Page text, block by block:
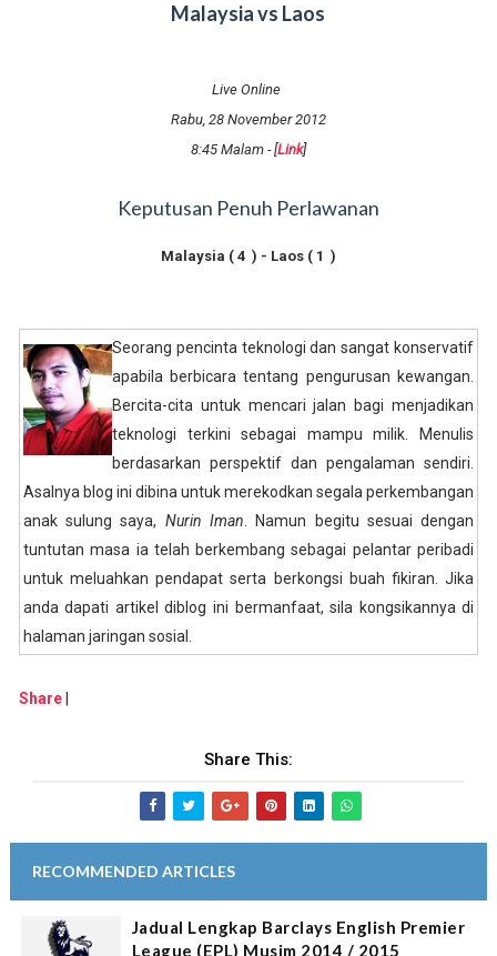
Malaysia vs Laos
Live Online
Rabu, 28 November 2012
8:45 Malam - [Link]
Keputusan Penuh Perlawanan
Malaysia ( 4 ) - Laos ( 1 )
Seorang pencinta teknologi dan sangat konservatif
apabila berbicara tentang pengurusan kewangan.
Bercita-cita untuk mencari jalan bagi menjadikan
teknologi terkini sebagai mampu milik. Menulis
berdasarkan perspektif dan pengalaman sendiri.
Asalnya blog ini dibina untuk merekodkan segala perkembangan
anak sulung saya, Nurin Iman . Namun begitu sesuai dengan
tuntutan masa ia telah berkembang sebagai pelantar peribadi
untuk meluahkan pendapat serta berkongsi buah fikiran. Jika
anda dapati artikel diblog ini bermanfaat, sila kongsikannya di
halaman jaringan sosial.
Share
Share This:
RECOMMENDED ARTICLES
Jadual Lengkap Barclays English Premier
League (EPL) Musim 2014 / 2015